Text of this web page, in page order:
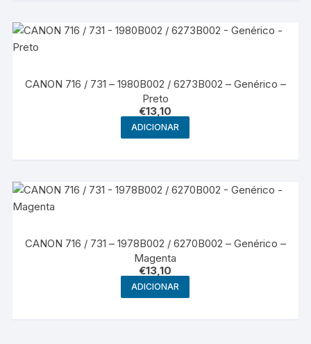
CANON 716 / 731 – 1980B002 / 6273B002 – Genérico –
Preto
€13,10
ADICIONAR
CANON 716 / 731 – 1978B002 / 6270B002 – Genérico –
Magenta
€13,10
ADICIONAR